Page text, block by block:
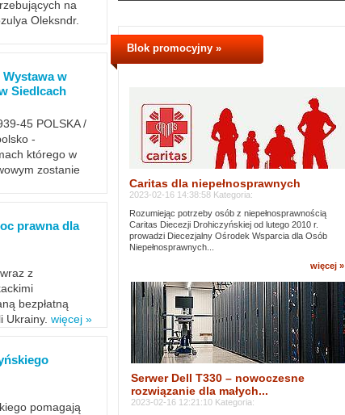
na
Oleksndr.
w
Siedlcach
45 POLSKA /
-
którego w
zostanie
prawna dla
z
bezpłatną
Ukrainy. więcej »
pomagają
Blok promocyjny »
Caritas dla niepełnosprawnych
2023-02-16 14:38:58 Kategoria:
Rozumiejąc potrzeby osób z niepełnosprawnością
Caritas Diecezji Drohiczyńskiej od lutego 2010 r.
prowadzi Diecezjalny Ośrodek Wsparcia dla Osób
Niepełnosprawnych...
więcej »
Serwer Dell T330 – nowoczesne
rozwiązanie dla małych...
2023-02-16 12:21:10 Kategoria: